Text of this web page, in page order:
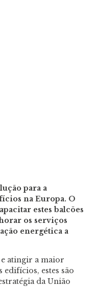
para a
na Europa. O
estes balcões
os serviços
energética a
e atingir a maior
edifícios, estes são
da União